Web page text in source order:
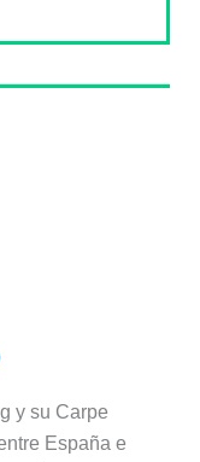
y su Carpe
España e